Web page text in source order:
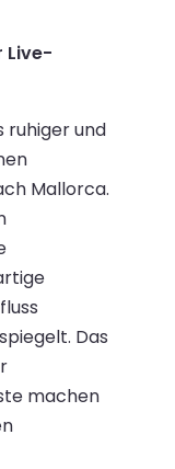
Live-
ruhiger und
Mallorca.
Das
machen